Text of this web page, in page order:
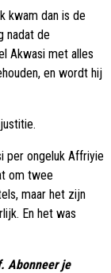
kwam dan is de
nadat de
Akwasi met alles
en wordt hij
per ongeluk Affriyie
om twee
maar het zijn
En het was
Abonneer je